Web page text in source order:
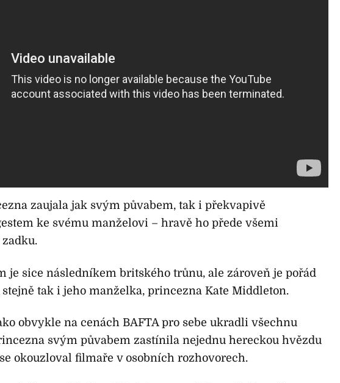
zaujala jak svým půvabem, tak i překvapivě
ke svému manželovi – hravě ho přede všemi
je sice následníkem britského trůnu, ale zároveň je pořád
stejně tak i jeho manželka, princezna Kate Middleton.
obvykle na cenách BAFTA pro sebe ukradli všechnu
svým půvabem zastínila nejednu hereckou hvězdu
okouzloval filmaře v osobních rozhovorech.